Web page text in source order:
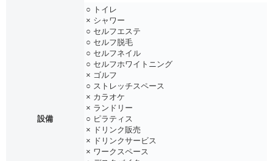
設備
○ トイレ
× シャワー
○ セルフエステ
○ セルフ脱毛
○ セルフネイル
○ セルフホワイトニング
× ゴルフ
○ ストレッチスペース
× カラオケ
× ランドリー
○ ピラティス
× ドリンク販売
× ドリンクサービス
× ワークスペース